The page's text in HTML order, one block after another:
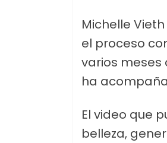
Michelle
el proceso
varios meses
ha
El video que
belleza,